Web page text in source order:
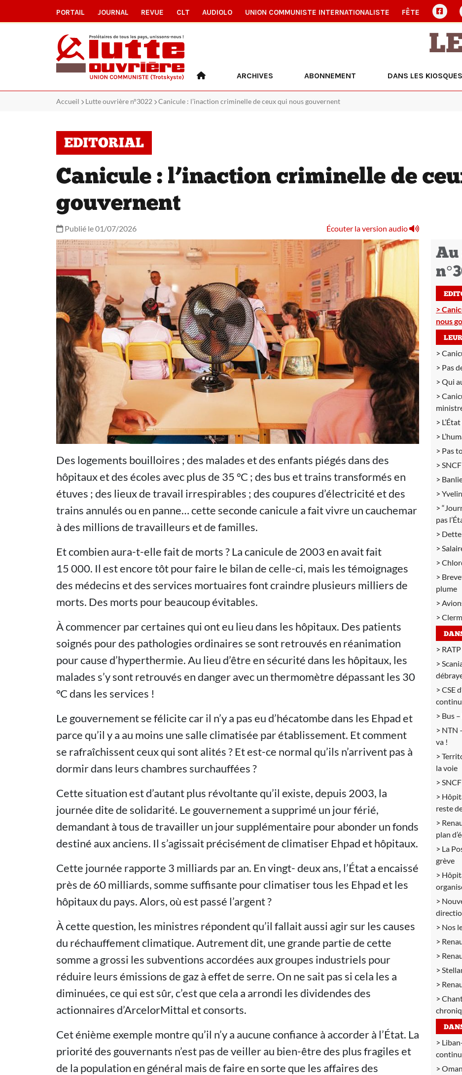
PORTAIL JOURNAL REVUE CLT AUDIOLO UNION COMMUNISTE INTERNATIONALISTE FÊTE
ARCHIVES ABONNEMENT DANS LES KIOSQUES
Accueil Lutte ouvrière n°3022 Canicule : l’inaction criminelle de ceux qui nous gouvernent
EDITORIAL
Canicule : l’inaction criminelle de
gouvernent
Publié le 01/07/2026 Écouter la version audio
Des logements bouilloires ; des malades et des enfants piégés dans des
hôpitaux et des écoles avec plus de 35 °C ; des bus et trains transformés en
étuves ; des lieux de travail irrespirables ; des coupures d’électricité et des
trains annulés ou en panne… cette seconde canicule a fait vivre un cauchemar
à des millions de travailleurs et de familles.
Et combien aura-t-elle fait de morts ? La canicule de 2003 en avait fait
15 000. Il est encore tôt pour faire le bilan de celle-ci, mais les témoignages
des médecins et des services mortuaires font craindre plusieurs milliers de
morts. Des morts pour beaucoup évitables.
À commencer par certaines qui ont eu lieu dans les hôpitaux. Des patients
soignés pour des pathologies ordinaires se sont retrouvés en réanimation
pour cause d’hyperthermie. Au lieu d’être en sécurité dans les hôpitaux, les
malades s’y sont retrouvés en danger avec un thermomètre dépassant les 30
°C dans les services !
Le gouvernement se félicite car il n’y a pas eu d’hécatombe dans les Ehpad et
parce qu’il y a au moins une salle climatisée par établissement. Et comment
se rafraîchissent ceux qui sont alités ? Et est-ce normal qu’ils n’arrivent pas à
dormir dans leurs chambres surchauffées ?
Cette situation est d’autant plus révoltante qu’il existe, depuis 2003, la
journée dite de solidarité. Le gouvernement a supprimé un jour férié,
demandant à tous de travailler un jour supplémentaire pour abonder un fonds
destiné aux anciens. Il s’agissait précisément de climatiser Ehpad et hôpitaux.
Cette journée rapporte 3 milliards par an. En vingt- deux ans, l’État a encaissé
près de 60 milliards, somme suffisante pour climatiser tous les Ehpad et les
hôpitaux du pays. Alors, où est passé l’argent ?
À cette question, les ministres répondent qu’il fallait aussi agir sur les causes
du réchauffement climatique. Autrement dit, une grande partie de cette
somme a grossi les subventions accordées aux groupes industriels pour
réduire leurs émissions de gaz à effet de serre. On ne sait pas si cela les a
diminuées, ce qui est sûr, c’est que cela a arrondi les dividendes des
actionnaires d’ArcelorMittal et consorts.
Cet énième exemple montre qu’il n’y a aucune confiance à accorder à l’État. La
priorité des gouvernants n’est pas de veiller au bien-être des plus fragiles et
de la population en général mais de faire en sorte que les affaires des
Au
nous
Pas
Qui
Pas
pas
plume
RATP
CSE
Bus
NTN
va !
la voie
reste
plan
La
grève
Nos